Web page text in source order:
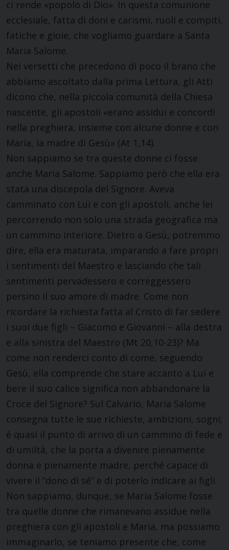
ci rende «popolo di Dio». In questa comunione
ecclesiale, fatta di doni e carismi, ruoli e compiti,
fatiche e gioie, che vogliamo guardare a Santa
Maria Salome.
Nei versetti che precedono di poco il brano che
abbiamo ascoltato dalla prima Lettura, gli Atti
dicono che, nella piccola comunità della Chiesa
nascente, gli apostoli «erano assidui e concordi
nella preghiera, insieme con alcune donne e con
Maria, la madre di Gesù» (At 1,14).
Non sappiamo se tra queste donne ci fosse
anche Maria Salome. Sappiamo però che ella era
stata una discepola del Signore. Aveva
camminato con Lui e con gli apostoli, anche lei
percorrendo non solo una strada geografica ma
un cammino interiore. Dietro a Gesù, potremmo
dire, ella era maturata, imparando a fare propri
i sentimenti del Maestro e lasciando che tali
sentimenti pervadessero e correggessero
persino il suo amore di madre. Come non
ricordare la richiesta fatta al Cristo di far sedere
i suoi due figli – Giacomo e Giovanni – alla destra
e alla sinistra del Maestro (Mt 20,10-23)? Ma
come non renderci conto di come, seguendo
Gesù, ella comprende che stare accanto a Lui e
bere il suo calice significa non abbandonare la
Croce del Signore? Sul Calvario, Maria Salome
consegna tutte le sue richieste, ambizioni, sogni;
è quasi il punto di arrivo di un cammino di fede e
di umiltà, che la porta a divenire pienamente
donna e pienamente madre, perché capace di
vivere il “dono di sé” e di poterlo indicare ai figli.
Non sappiamo, dunque, se Maria Salome fosse
tra quelle donne che rimanevano assidue nella
preghiera con gli apostoli e Maria, ma possiamo
immaginarlo, se teniamo presente che, come